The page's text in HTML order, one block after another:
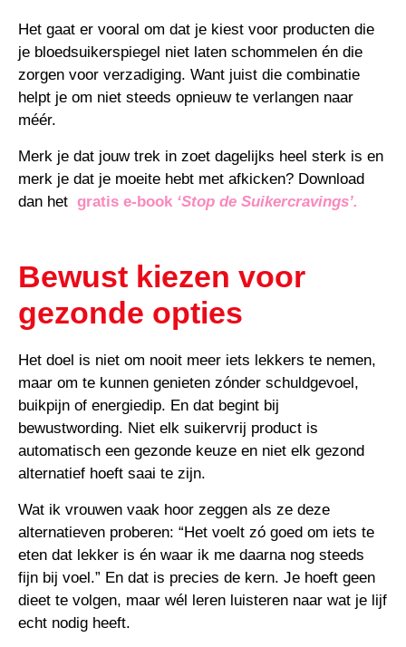
Het gaat er vooral om dat je kiest voor producten die
je bloedsuikerspiegel niet laten schommelen én die
zorgen voor verzadiging. Want juist die combinatie
helpt je om niet steeds opnieuw te verlangen naar
méér.
Merk je dat jouw trek in zoet dagelijks heel sterk is en
merk je dat je moeite hebt met afkicken? Download
dan het gratis e-book ‘Stop de Suikercravings’.
Bewust kiezen voor
gezonde opties
Het doel is niet om nooit meer iets lekkers te nemen,
maar om te kunnen genieten zónder schuldgevoel,
buikpijn of energiedip. En dat begint bij
bewustwording. Niet elk suikervrij product is
automatisch een gezonde keuze en niet elk gezond
alternatief hoeft saai te zijn.
Wat ik vrouwen vaak hoor zeggen als ze deze
alternatieven proberen: “Het voelt zó goed om iets te
eten dat lekker is én waar ik me daarna nog steeds
fijn bij voel.” En dat is precies de kern. Je hoeft geen
dieet te volgen, maar wél leren luisteren naar wat je lijf
echt nodig heeft.